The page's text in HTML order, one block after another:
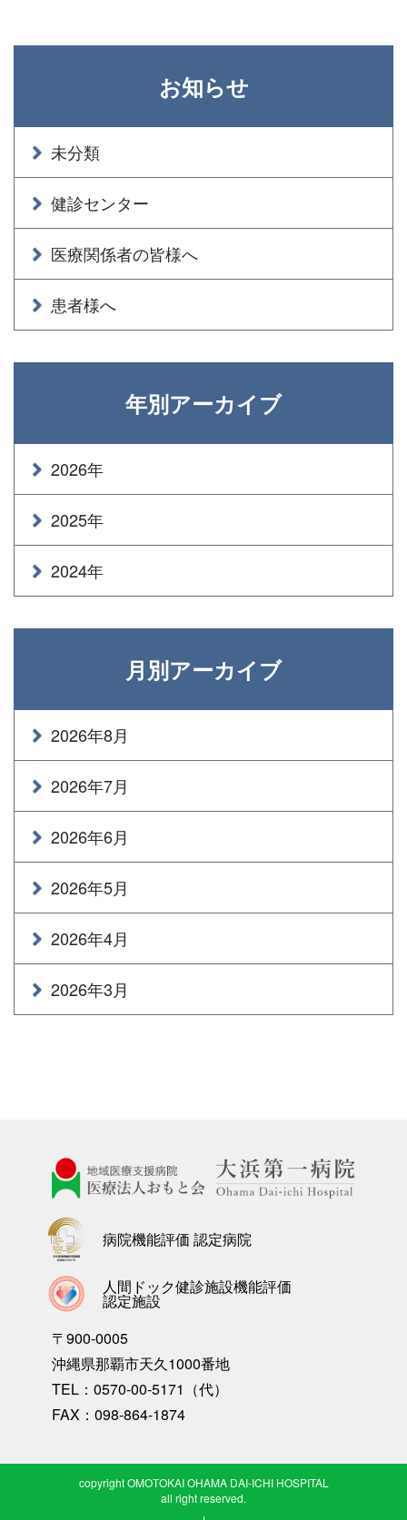
お知らせ
未分類
健診センター
医療関係者の皆様へ
患者様へ
年別アーカイブ
2026年
2025年
2024年
月別アーカイブ
2026年8月
2026年7月
2026年6月
2026年5月
2026年4月
2026年3月
病院機能評価 認定病院
人間ドック健診施設機能評価
認定施設
〒900-0005
沖縄県那覇市天久1000番地
TEL：0570-00-5171（代）
FAX：098-864-1874
copyright OMOTOKAI OHAMA DAI-ICHI HOSPITAL
all right reserved.